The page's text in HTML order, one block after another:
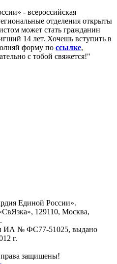
- всероссийская
отделения открыты
может стать гражданин
14 лет. Хочешь вступить в
форму по ссылке,
с тобой свяжется!"
Единой России».
129110, Москва,
ИА № ФС77-51025, выдано
г.
защищены!